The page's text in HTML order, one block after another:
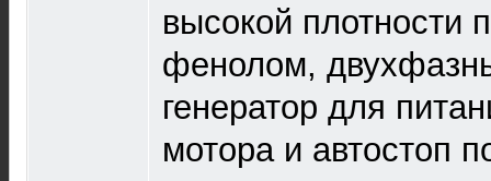
высокой плотности
фенолом,
генератор для
мотора и автостоп